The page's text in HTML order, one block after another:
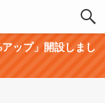
ップ」開設しまし